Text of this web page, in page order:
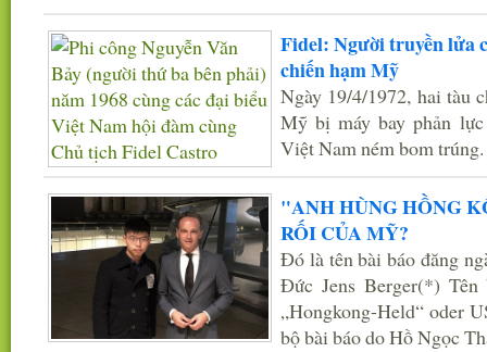
Fidel: Người truyền lửa
chiến hạm Mỹ
Ngày 19/4/1972, hai tàu
Mỹ bị máy bay phản
Việt Nam ném bom trúng.
"ANH HÙNG HỒNG
RỐI CỦA MỸ?
Đó là tên bài báo đăng
Đức Jens Berger(*)
„Hongkong-Held“ oder
bộ bài báo do Hồ Ngọc